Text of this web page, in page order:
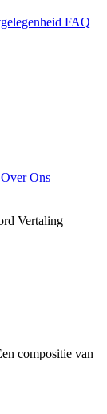
FAQ
Over Ons
Vertaling
compositie van